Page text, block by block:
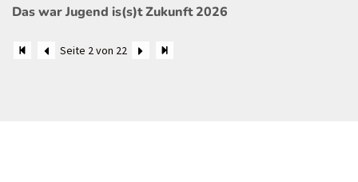
Das war Jugend is(s)t Zukunft 2026
Seite 2 von 22